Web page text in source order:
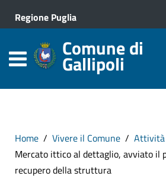
Regione Puglia
Comune di
Gallipoli
Home Vivere il Comune Attività
Mercato ittico al dettaglio, avviato il
recupero della struttura